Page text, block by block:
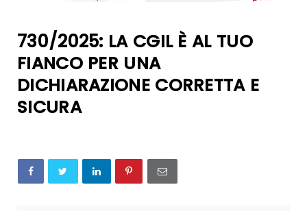
730/2025: LA CGIL È AL TUO
FIANCO PER UNA
DICHIARAZIONE CORRETTA E
SICURA